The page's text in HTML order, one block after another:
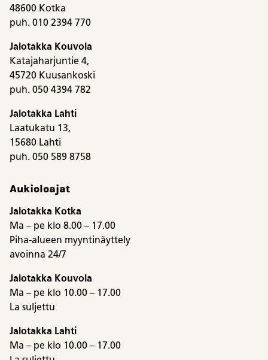
48600 Kotka
puh. 010 2394 770
Jalotakka Kouvola
Katajaharjuntie 4,
45720 Kuusankoski
puh. 050 4394 782
Jalotakka Lahti
Laatukatu 13,
15680 Lahti
puh. 050 589 8758
Aukioloajat
Jalotakka Kotka
Ma – pe klo 8.00 – 17.00
Piha-alueen myyntinäyttely
avoinna 24/7
Jalotakka Kouvola
Ma – pe klo 10.00 – 17.00
La suljettu
Jalotakka Lahti
Ma – pe klo 10.00 – 17.00